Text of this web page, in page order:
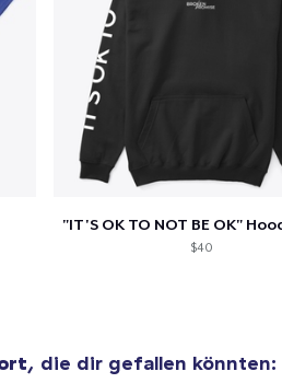
$40
, die dir gefallen könnten: